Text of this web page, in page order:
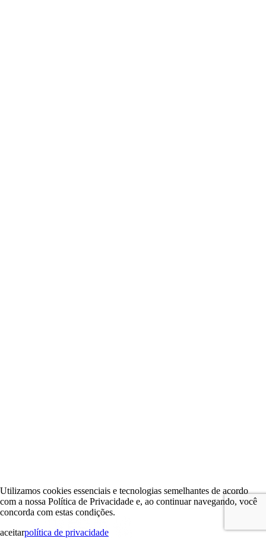
Utilizamos cookies essenciais e tecnologias semelhantes de acordo
com a nossa Política de Privacidade e, ao continuar navegando, você
concorda com estas condições.
aceitarpolítica de privacidade